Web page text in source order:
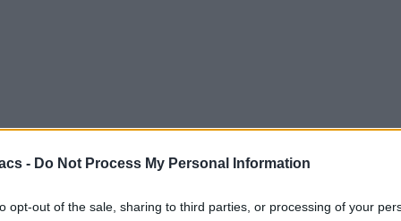
- Do Not Process My Personal Information
opt-out of the sale, sharing to third parties, or processing of your